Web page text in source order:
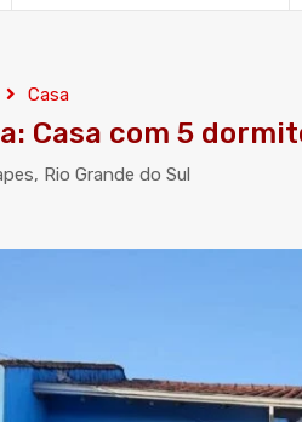
Casa
Casa com 5
Rio Grande do Sul